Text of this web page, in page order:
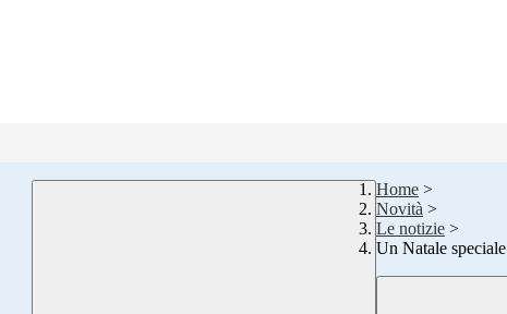
Home >
Novità >
Le notizie >
Un Natale speciale